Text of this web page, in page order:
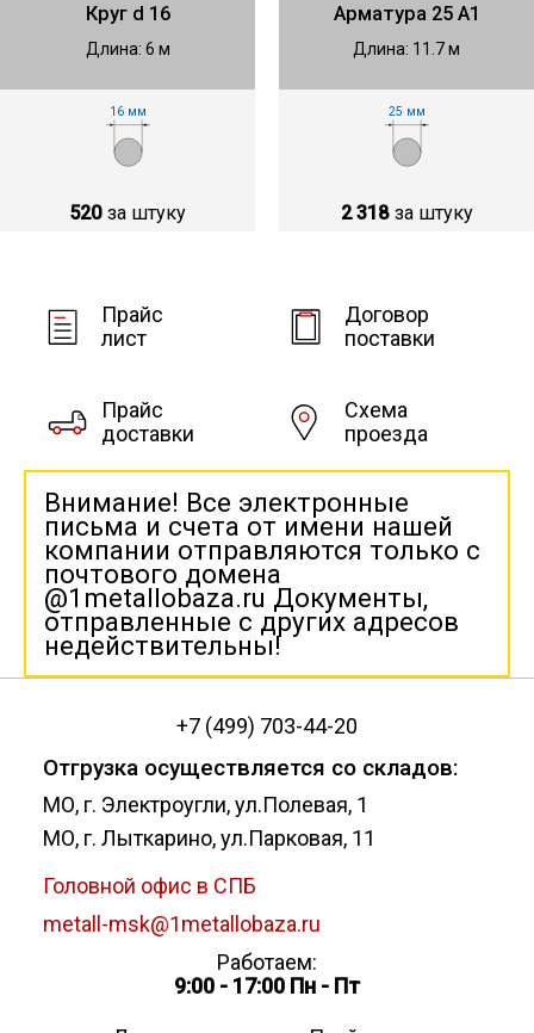
Круг d 16
Длина: 6 м
16 мм
520 за штуку
Арматура 25 А1
Длина: 11.7 м
25 мм
2 318 за штуку
Прайс
лист
Договор
поставки
Прайс
доставки
Схема
проезда
Внимание! Все электронные
письма и счета от имени нашей
компании отправляются только с
почтового домена
@1metallobaza.ru Документы,
отправленные с других адресов
недействительны!
+7 (499) 703-44-20
Отгрузка осуществляется со складов:
МО, г. Электроугли, ул.Полевая, 1
МО, г. Лыткарино, ул.Парковая, 11
Головной офис в СПБ
metall-msk@1metallobaza.ru
Работаем:
9:00 - 17:00 Пн - Пт